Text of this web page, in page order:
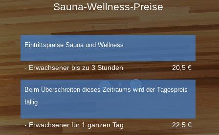
Sauna-Wellness-Preise
Eintrittspreise Sauna und Wellness
- Erwachsener bis zu 3 Stunden 20,5 €
Beim Überschreiten dieses Zeitraums wird der Tagespreis
fällig
- Erwachsener für 1 ganzen Tag 22,5 €